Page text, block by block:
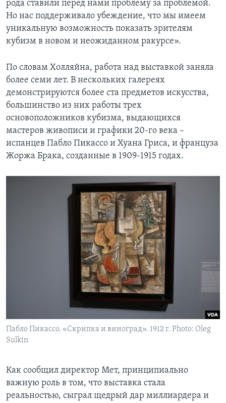
рода ставили перед нами проблему за проблемой.
Но нас поддерживало убеждение, что мы имеем
уникальную возможность показать зрителям
кубизм в новом и неожиданном ракурсе».
По словам Холляйна, работа над выставкой заняла
более семи лет. В нескольких галереях
демонстрируются более ста предметов искусства,
большинство из них работы трех
основоположников кубизма, выдающихся
мастеров живописи и графики 20-го века –
испанцев Пабло Пикассо и Хуана Гриса, и француза
Жоржа Брака, созданные в 1909-1915 годах.
Пабло Пикассо. «Скрипка и виноград». 1912 г. Photo: Oleg
Sulkin
Как сообщил директор Мет, принципиально
важную роль в том, что выставка стала
реальностью, сыграл щедрый дар миллиардера и